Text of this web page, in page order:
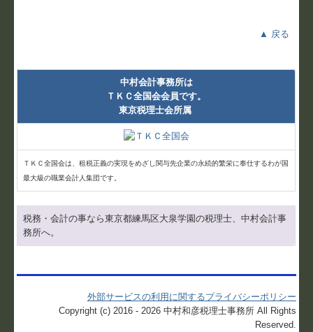
中村会計事務所は
ＴＫＣ全国会会員です。
東京税理士会所属
ＴＫＣ全国会は、租税正義の実現をめざし関与先企業の永続的繁栄に奉仕するわが国
最大級の職業会計人集団です。
税務・会計の事なら東京都練馬区大泉学園の税理士、中村会計事
務所へ。
▲ 戻る
外部サービスの利用に関するプライバシーポリシー
Copyright (c) 2016 - 2026 中村和彦税理士事務所 All Rights
Reserved.